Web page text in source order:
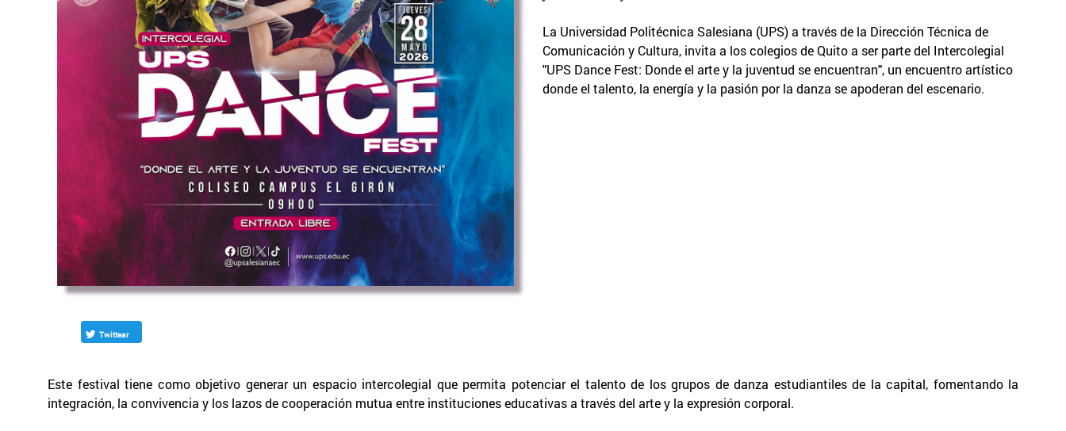
Twittear
La Universidad Politécnica Salesiana (UPS) a través de la Dirección Técnica de
Comunicación y Cultura, invita a los colegios de Quito a ser parte del Intercolegial
"UPS Dance Fest: Donde el arte y la juventud se encuentran", un encuentro artístico
donde el talento, la energía y la pasión por la danza se apoderan del escenario.
Este festival tiene como objetivo generar un espacio intercolegial que permita potenciar el talento de los grupos de danza estudiantiles de la capital, fomentando la
integración, la convivencia y los lazos de cooperación mutua entre instituciones educativas a través del arte y la expresión corporal.